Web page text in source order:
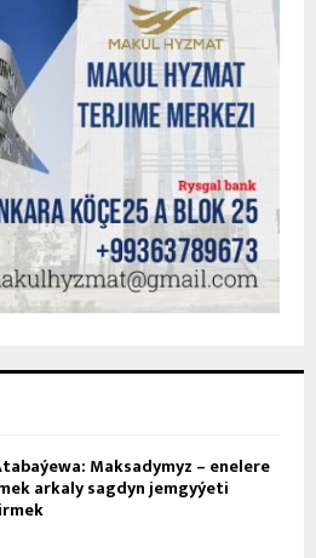
Maksadymyz – enelere
arkaly sagdyn jemgyýeti